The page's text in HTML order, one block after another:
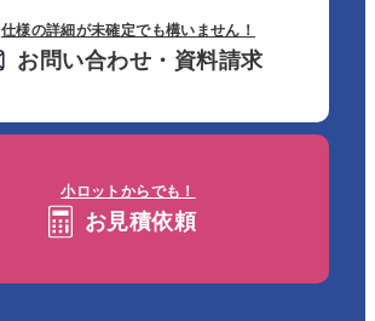
仕様の詳細が未確定でも構いません！
お問い合わせ・資料請求
小ロットからでも！
お見積依頼